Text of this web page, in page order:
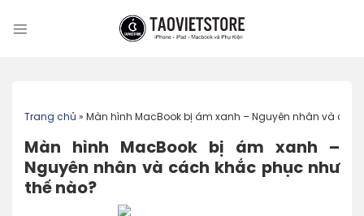
Trang chủ » Màn hình MacBook bị ám xanh – Nguyên nhân và
Màn hình MacBook bị ám xanh –
Nguyên nhân và cách khắc phục như
thế nào?